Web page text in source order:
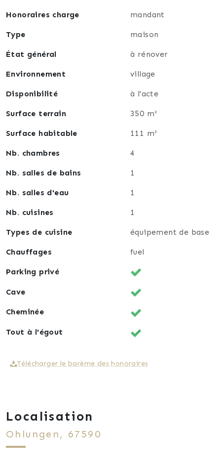
Honoraires charge mandant
Type maison
État général à rénover
Environnement village
Disponibilité à l'acte
Surface terrain 350 m²
Surface habitable 111 m²
Nb. chambres 4
Nb. salles de bains 1
Nb. salles d'eau 1
Nb. cuisines 1
Types de cuisine équipement de base
Chauffages fuel
Parking privé
Cave
Cheminée
Tout à l'égout
Télécharger le barème des honoraires
Localisation
Ohlungen, 67590